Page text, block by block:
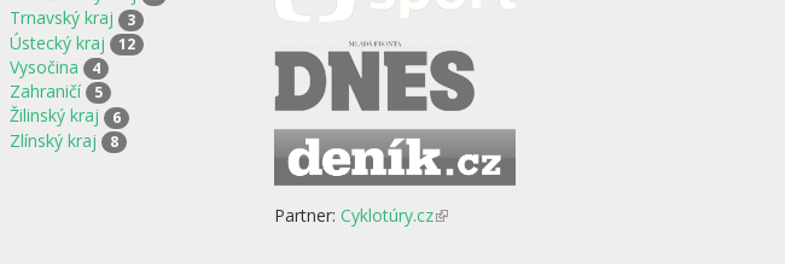
Trnavský kraj 3
Ústecký kraj 12
Vysočina 4
Zahraničí 5
Žilinský kraj 6
Zlínský kraj 8
Partner: Cyklotúry.cz(odkaz